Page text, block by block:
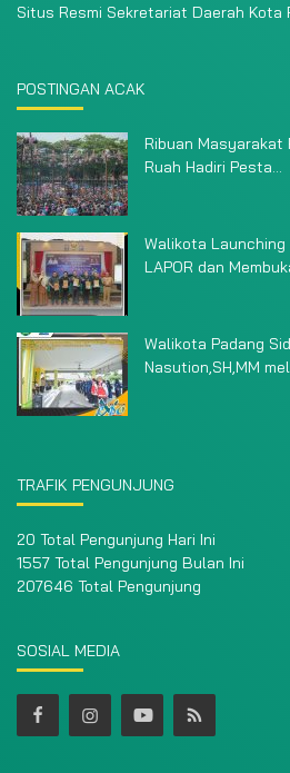
Situs Resmi Sekretariat Daerah Kota
POSTINGAN ACAK
Ribuan Masyarakat
Ruah Hadiri Pesta...
Walikota
LAPOR dan
Walikota Padang
Nasution,SH,MM
TRAFIK PENGUNJUNG
20 Total Pengunjung Hari Ini
1557 Total Pengunjung Bulan Ini
207646 Total Pengunjung
SOSIAL MEDIA